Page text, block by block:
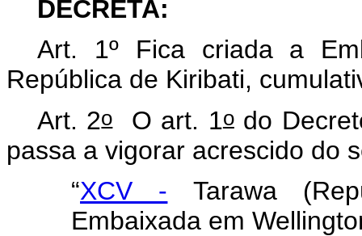
DECRETA:
Art. 1º Fica criada a
República de Kiribati,
Art. 2oO art. 1odo
passa a vigorar acrescido do
“XCV - Tarawa
Embaixada em